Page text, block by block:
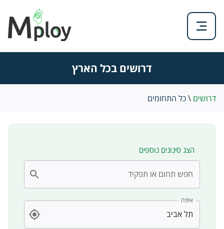
דרושים בכל הארץ
דרושים \כל התחומים
הצג סינונים נוספים
חפש תחום או תפקיד
איפה